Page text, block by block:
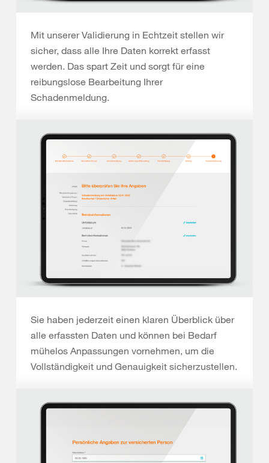
Mit unserer Validierung in Echtzeit stellen wir
sicher, dass alle Ihre Daten korrekt erfasst
werden. Das spart Zeit und sorgt für eine
reibungslose Bearbeitung Ihrer
Schadenmeldung.
Sie haben jederzeit einen klaren Überblick über
alle erfassten Daten und können bei Bedarf
mühelos Anpassungen vornehmen, um die
Vollständigkeit und Genauigkeit sicherzustellen.